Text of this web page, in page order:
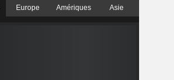
Europe Amériques Asie